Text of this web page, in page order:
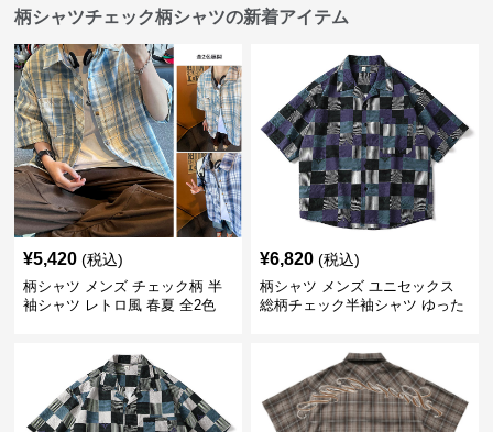
柄シャツチェック柄シャツの新着アイテム
¥5,420 (税込)
柄シャツ メンズ チェック柄 半
袖シャツ レトロ風 春夏 全2色
¥6,820 (税込)
柄シャツ メンズ ユニセックス
総柄チェック半袖シャツ ゆった